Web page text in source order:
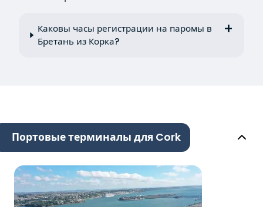
Каковы часы регистрации на паромы в
Бретань из Корка?
Портовые терминалы для Cork